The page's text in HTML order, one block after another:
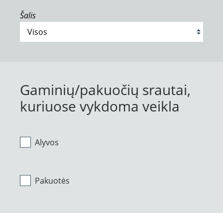
Šalis
Gaminių/pakuočių srautai,
kuriuose vykdoma veikla
Alyvos
Pakuotės